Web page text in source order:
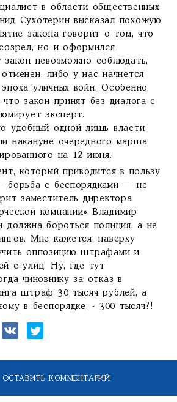
в области общественных
Сухотерин высказал похожую
закона говорит о том, что
но и оформился
закон невозможно соблюдать,
либо у нас начнется
уличных войн. Особенно
закон принят без диалога с
эксперт.
удобный одной лишь власти
накануне очередного марша
на 12 июня.
который приводится в пользу
борьба с беспорядками — не
заместитель директора
компании» Владимир
должна бороться полиция, а не
Мне кажется, наверху
оппозицию штрафами и
с улиц. Ну, где тут
чиновнику за отказ в
штраф 30 тысяч рублей, а
в беспорядке, - 300 тысяч?!
ОСТАВИТЬ КОММЕНТАРИЙ